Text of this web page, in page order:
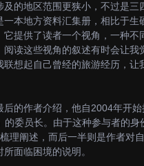
的地区范围更狭小，不过是三
本地方资料汇集册，相比于生
提供了读者一个视角，一种不
读这些视角的叙述有时会让我
想起自己曾经的旅游经历，让
的作者介绍，他自2004年开
委员长。由于这种参与者的身
理阐述，而后一半则是作者对
面临困境的说明。